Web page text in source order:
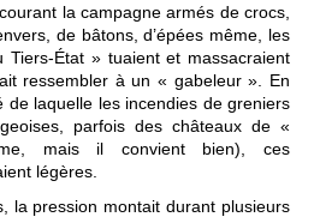
la campagne armés de crocs,
de bâtons, d’épées même, les
Tiers-État » tuaient et massacraient
ressembler à un « gabeleur ». En
de laquelle les incendies de greniers
parfois des châteaux de «
mais il convient bien), ces
légères.
la pression montait durant plusieurs